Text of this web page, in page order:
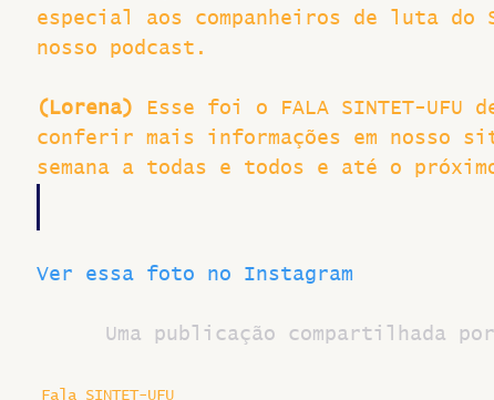
especial aos companheiros de luta do
nosso podcast.
(Lorena)
Esse foi o FALA SINTET-UFU
conferir mais informações em nosso
semana a todas e todos e até o
Ver essa foto no Instagram
Uma publicação compartilhada
Fala SINTET-UFU